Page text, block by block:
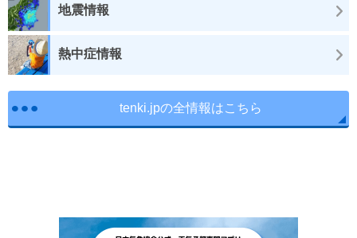
地震情報
熱中症情報
tenki.jpの全情報はこちら